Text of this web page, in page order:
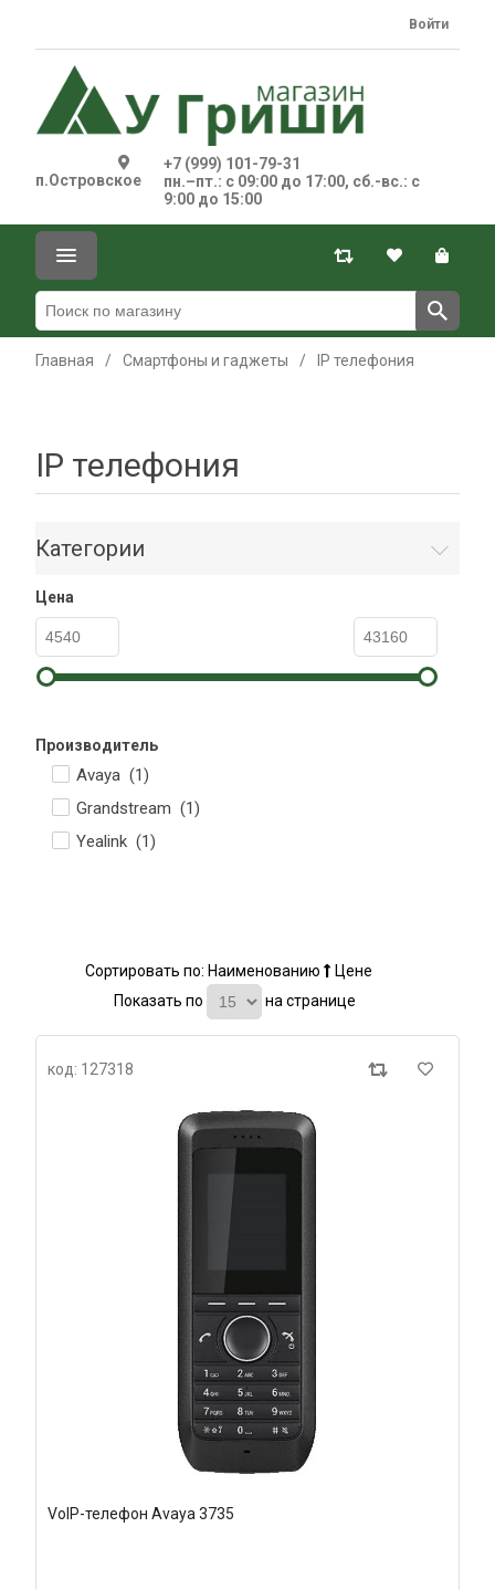
п.Островское
+7 (999) 101-79-31
пн.–пт.: с 09:00 до 17:00, сб.-вс.: с
9:00 до 15:00
Войти
Главная / Смартфоны и гаджеты / IP телефония
IP телефония
Категории
Цена
Производитель
Avaya (1)
Grandstream (1)
Yealink (1)
Сортировать по: Наименованию
Цене
Показать по
на странице
код: 127318
VoIP-телефон Avaya 3735